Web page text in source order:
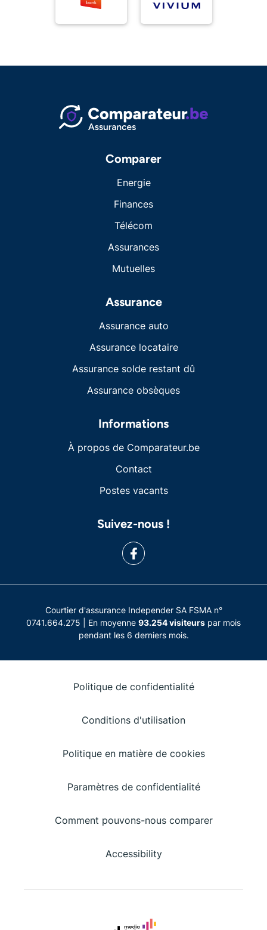
Comparer
Energie
Finances
Télécom
Assurances
Mutuelles
Assurance
Assurance auto
Assurance locataire
Assurance solde restant dû
Assurance obsèques
Informations
À propos de Comparateur.be
Contact
Postes vacants
Suivez-nous !
Courtier d'assurance Independer SA FSMA n°
0741.664.275 | En moyenne 93.254 visiteurs par mois
pendant les 6 derniers mois.
Politique de confidentialité
Conditions d'utilisation
Politique en matière de cookies
Paramètres de confidentialité
Comment pouvons-nous comparer
Accessibility